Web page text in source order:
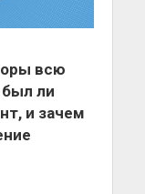
всю
ли
и зачем